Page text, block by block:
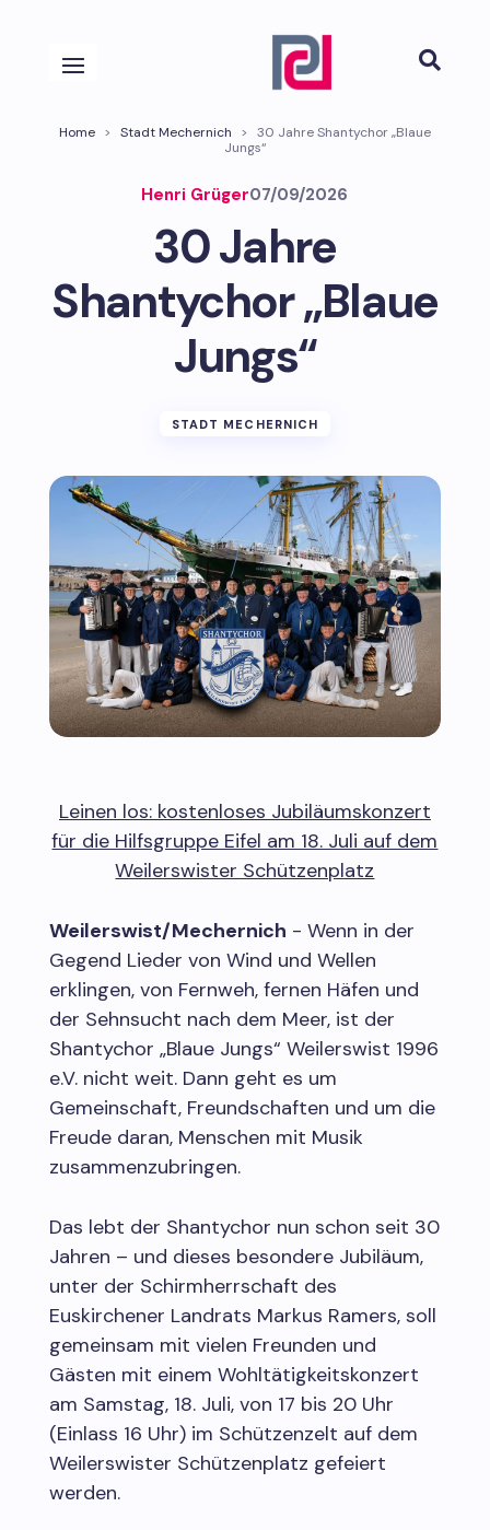

Home > Stadt Mechernich >
30 Jahre Shantychor „Blaue
Jungs“
Henri Grüger07/09/2026
30 Jahre
Shantychor „Blaue
Jungs“
STADT MECHERNICH
Leinen los: kostenloses Jubiläumskonzert
für die Hilfsgruppe Eifel am 18. Juli auf dem
Weilerswister Schützenplatz
Weilerswist/Mechernich - Wenn in der
Gegend Lieder von Wind und Wellen
erklingen, von Fernweh, fernen Häfen und
der Sehnsucht nach dem Meer, ist der
Shantychor „Blaue Jungs“ Weilerswist 1996
e.V. nicht weit. Dann geht es um
Gemeinschaft, Freundschaften und um die
Freude daran, Menschen mit Musik
zusammenzubringen.
Das lebt der Shantychor nun schon seit 30
Jahren – und dieses besondere Jubiläum,
unter der Schirmherrschaft des
Euskirchener Landrats Markus Ramers, soll
gemeinsam mit vielen Freunden und
Gästen mit einem Wohltätigkeitskonzert
am Samstag, 18. Juli, von 17 bis 20 Uhr
(Einlass 16 Uhr) im Schützenzelt auf dem
Weilerswister Schützenplatz gefeiert
werden.